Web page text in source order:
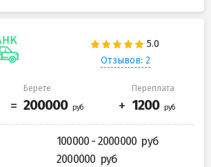
Отзывов: 2
Берете Переплата
100000 - 2000000
2000000